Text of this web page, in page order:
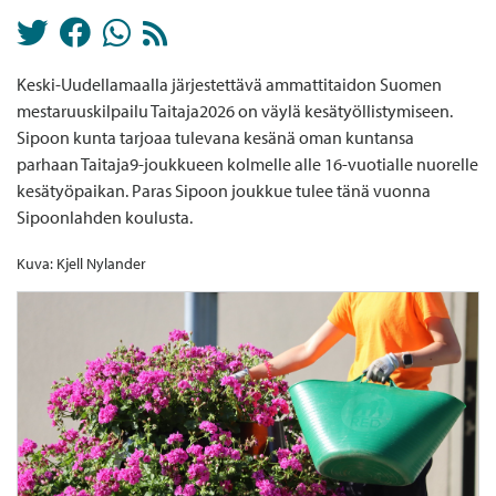
Keski-Uudellamaalla järjestettävä ammattitaidon Suomen
mestaruuskilpailu Taitaja2026 on väylä kesätyöllistymiseen.
Sipoon kunta tarjoaa tulevana kesänä oman kuntansa
parhaan Taitaja9-joukkueen kolmelle alle 16-vuotialle nuorelle
kesätyöpaikan. Paras Sipoon joukkue tulee tänä vuonna
Sipoonlahden koulusta.
Kuva: Kjell Nylander